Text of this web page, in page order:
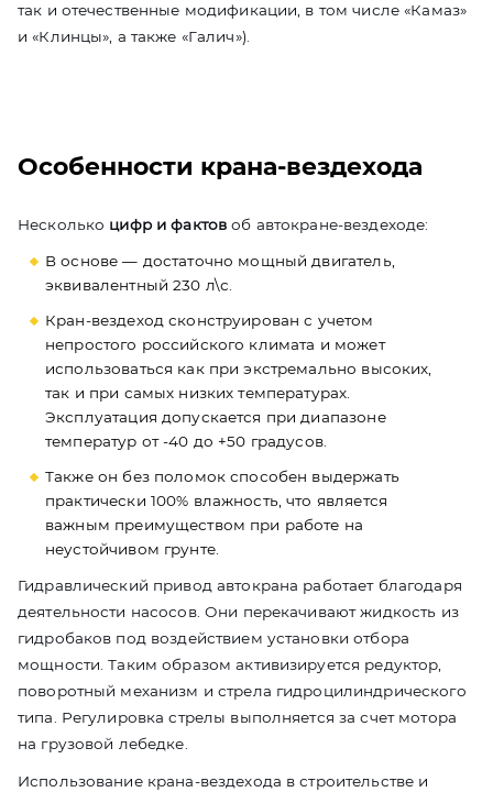
так и отечественные модификации, в том числе «Камаз»
и «Клинцы», а также «Галич»).
Особенности крана-вездехода
Несколько цифр и фактов об автокране-вездеходе:
В основе — достаточно мощный двигатель,
эквивалентный 230 л\с.
Кран-вездеход сконструирован с учетом
непростого российского климата и может
использоваться как при экстремально высоких,
так и при самых низких температурах.
Эксплуатация допускается при диапазоне
температур от -40 до +50 градусов.
Также он без поломок способен выдержать
практически 100% влажность, что является
важным преимуществом при работе на
неустойчивом грунте.
Гидравлический привод автокрана работает благодаря
деятельности насосов. Они перекачивают жидкость из
гидробаков под воздействием установки отбора
мощности. Таким образом активизируется редуктор,
поворотный механизм и стрела гидроцилиндрического
типа. Регулировка стрелы выполняется за счет мотора
на грузовой лебедке.
Использование крана-вездехода в строительстве и